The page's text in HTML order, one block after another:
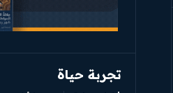
تجربة حياة